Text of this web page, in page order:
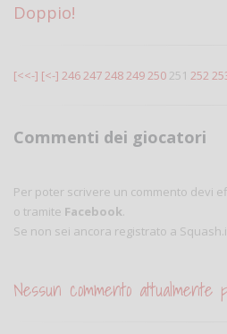
Doppio!
[<<-] [<-] 246247248249250 251 252
Commenti dei giocatori
Per poter scrivere un commento devi
o tramite Facebook.
Se non sei ancora registrato a
Nessun commento attualmente